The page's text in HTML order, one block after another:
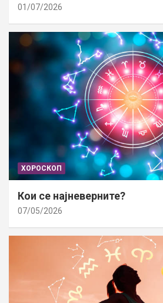
01/07/2026
ХОРОСКОП
Кои се најневерните?
07/05/2026